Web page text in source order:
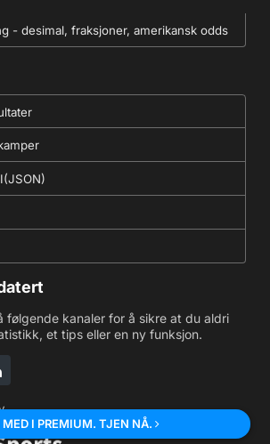
- desimal, fraksjoner, amerikansk odds
følgende kanaler for å sikre at du aldri
et tips eller en ny funksjon.
MED I PREMIUM. TJEN NÅ.